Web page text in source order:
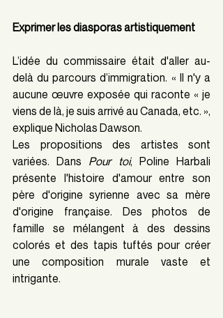
Exprimer les diasporas artistiquement
L’idée du commissaire était d'aller au-
delà du parcours d’immigration. « Il n'y a
aucune œuvre exposée qui raconte « je
viens de là, je suis arrivé au Canada, etc. »,
explique Nicholas Dawson.
Les propositions des artistes sont
variées. Dans Pour toi, Poline Harbali
présente l'histoire d'amour entre son
père d'origine syrienne avec sa mère
d'origine française. Des photos de
famille se mélangent à des dessins
colorés et des tapis tuftés pour créer
une composition murale vaste et
intrigante.